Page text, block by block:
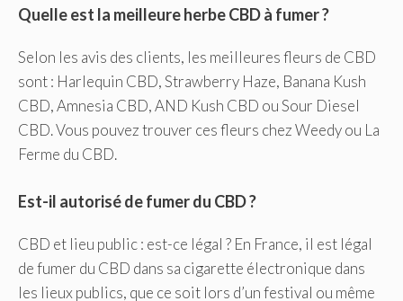
Quelle est la meilleure herbe CBD à fumer ?
Selon les avis des clients, les meilleures fleurs de CBD
sont : Harlequin CBD, Strawberry Haze, Banana Kush
CBD, Amnesia CBD, AND Kush CBD ou Sour Diesel
CBD. Vous pouvez trouver ces fleurs chez Weedy ou La
Ferme du CBD.
Est-il autorisé de fumer du CBD ?
CBD et lieu public : est-ce légal ? En France, il est légal
de fumer du CBD dans sa cigarette électronique dans
les lieux publics, que ce soit lors d’un festival ou même